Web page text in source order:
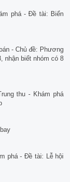
phá - Đề tài: Biển
- Chủ đề: Phương
nhận biết nhóm có 8
thu - Khám phá
phá - Đề tài: Lễ hội